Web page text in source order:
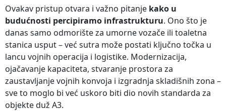
Ovakav pristup otvara i važno pitanje kako u
budućnosti percipiramo infrastrukturu. Ono što je
danas samo odmorište za umorne vozače ili toaletna
stanica usput – već sutra može postati ključno točka u
lancu vojnih operacija i logistike. Modernizacija,
ojačavanje kapaciteta, stvaranje prostora za
zaustavljanje vojnih konvoja i izgradnja skladišnih zona –
sve to moglo bi već uskoro biti dio novih standarda za
objekte duž A3.